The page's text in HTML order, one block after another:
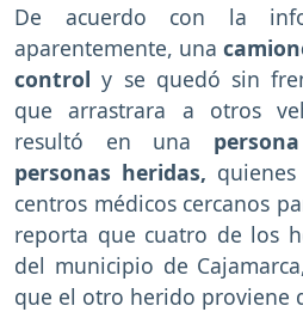
De acuerdo con la
aparentemente, una
control y se quedó sin
que arrastrara a otros
resultó en una
personas heridas,
centros médicos cercanos
reporta que cuatro de los
del municipio de
que el otro herido proviene